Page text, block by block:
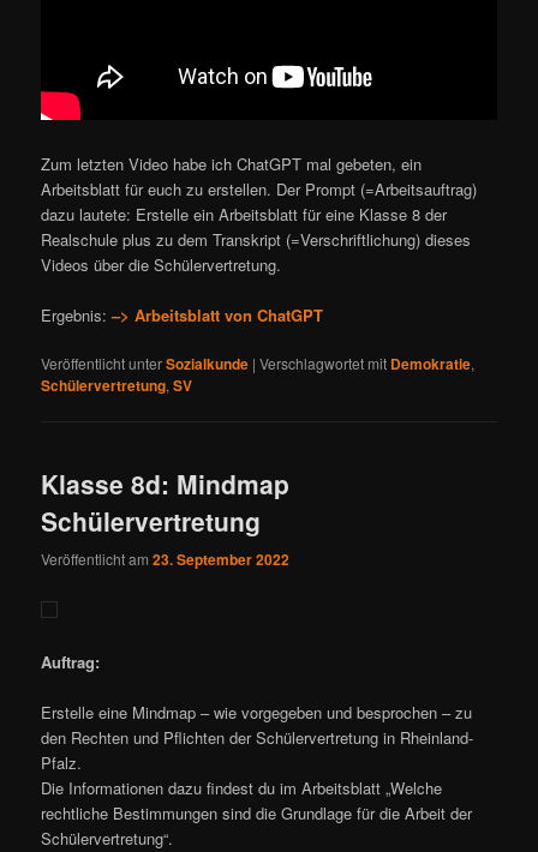
Zum letzten Video habe ich ChatGPT mal gebeten, ein
Arbeitsblatt für euch zu erstellen. Der Prompt (=Arbeitsauftrag)
dazu lautete: Erstelle ein Arbeitsblatt für eine Klasse 8 der
Realschule plus zu dem Transkript (=Verschriftlichung) dieses
Videos über die Schülervertretung.
Ergebnis:–> Arbeitsblatt von ChatGPT
Veröffentlicht unterSozialkunde |Verschlagwortet mit Demokratie,
Schülervertretung,SV
Klasse 8d: Mindmap
Schülervertretung
Veröffentlicht am23. September 2022
Auftrag:
Erstelle eine Mindmap – wie vorgegeben und besprochen – zu
den Rechten und Pflichten der Schülervertretung in Rheinland-
Pfalz.
Die Informationen dazu findest du im Arbeitsblatt „Welche
rechtliche Bestimmungen sind die Grundlage für die Arbeit der
Schülervertretung“.